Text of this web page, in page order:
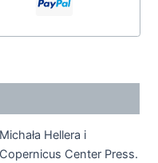
Hellera i
Center Press.